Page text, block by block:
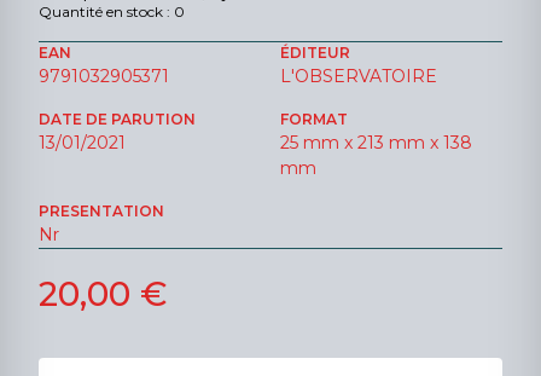
Quantité en stock : 0
EAN
9791032905371
ÉDITEUR
L'OBSERVATOIRE
DATE DE PARUTION
13/01/2021
FORMAT
25 mm x 213 mm x 138
mm
PRESENTATION
Nr
20,00 €